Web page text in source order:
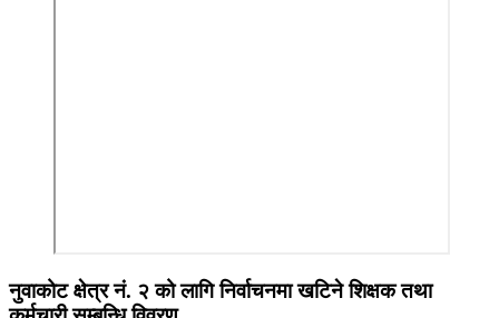
नुवाकोट क्षेत्र नं. २ को लागि निर्वाचनमा खटिने शिक्षक तथा